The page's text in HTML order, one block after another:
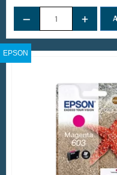
− +
EPSON